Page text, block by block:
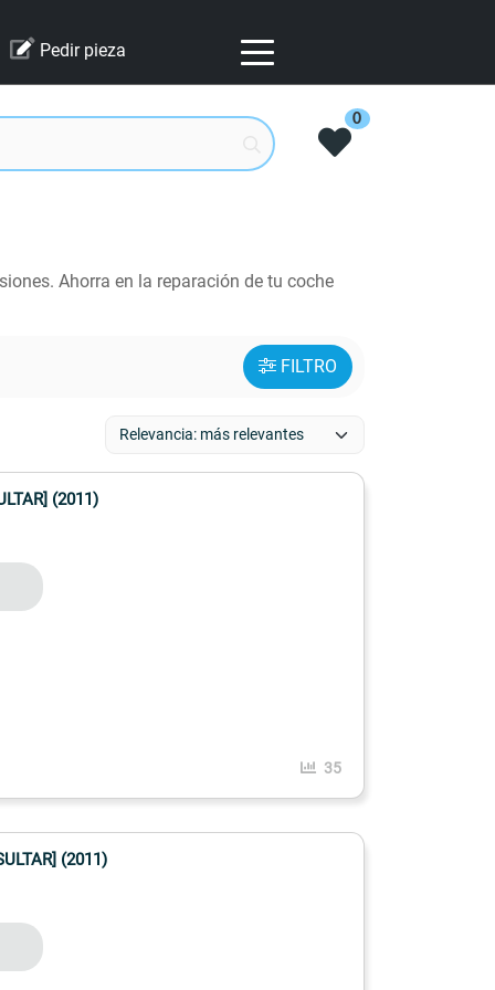
Pedir pieza
0
Ahorra en la reparación de tu coche
FILTRO
(2011)
35
(2011)